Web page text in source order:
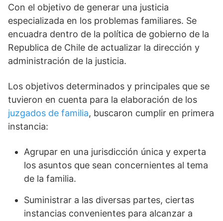
Con el objetivo de generar una justicia
especializada en los problemas familiares. Se
encuadra dentro de la política de gobierno de la
Republica de Chile de actualizar la dirección y
administración de la justicia.
Los objetivos determinados y principales que se
tuvieron en cuenta para la elaboración de los
juzgados de familia, buscaron cumplir en primera
instancia:
Agrupar en una jurisdicción única y experta
los asuntos que sean concernientes al tema
de la familia.
Suministrar a las diversas partes, ciertas
instancias convenientes para alcanzar a